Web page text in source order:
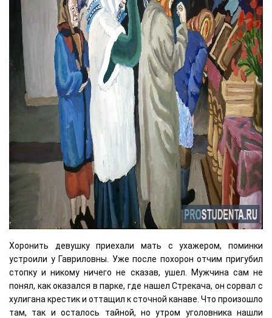
Хоронить девушку приехали мать с ухажером, поминки
устроили у Гавриловны. Уже после похорон отчим пригубил
стопку и никому ничего не сказав, ушел. Мужчина сам не
понял, как оказался в парке, где нашел Стрекача, он сорвал с
хулигана крестик и оттащил к сточной канаве. Что произошло
там, так и осталось тайной, но утром уголовника нашли